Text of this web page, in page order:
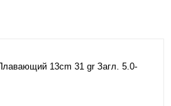
13cm 31 gr Загл. 5.0-